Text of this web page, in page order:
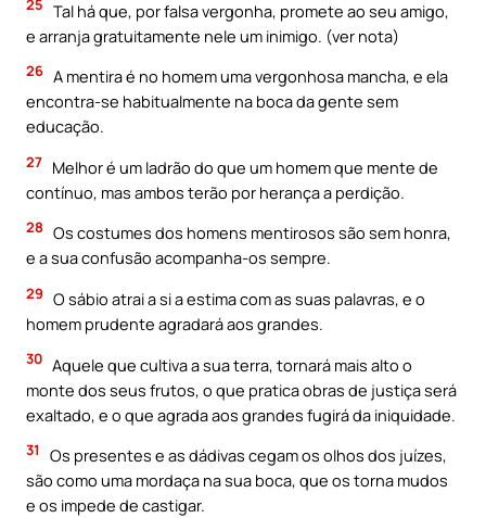
25 Tal há que, por falsa vergonha, promete ao seu amigo,
e arranja gratuitamente nele um inimigo. (ver nota)
26 A mentira é no homem uma vergonhosa mancha, e ela
encontra-se habitualmente na boca da gente sem
educação.
27 Melhor é um ladrão do que um homem que mente de
contínuo, mas ambos terão por herança a perdição.
28 Os costumes dos homens mentirosos são sem honra,
e a sua confusão acompanha-os sempre.
29 O sábio atrai a si a estima com as suas palavras, e o
homem prudente agradará aos grandes.
30 Aquele que cultiva a sua terra, tornará mais alto o
monte dos seus frutos, o que pratica obras de justiça será
exaltado, e o que agrada aos grandes fugirá da iniquidade.
31
Os presentes e as dádivas cegam os olhos dos juízes,
são como uma mordaça na sua boca, que os torna mudos
e os impede de castigar.